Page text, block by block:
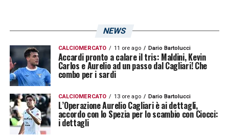
NEWS
CALCIOMERCATO 11 ore ago Dario Bartolucci
Accardi pronto a calare il tris: Maldini, Kevin
Carlos e Aurelio ad un passo dal Cagliari! Che
combo per i sardi
CALCIOMERCATO 13 ore ago Dario Bartolucci
L’Operazione Aurelio Cagliari è ai dettagli,
accordo con lo Spezia per lo scambio con Ciocci:
i dettagli